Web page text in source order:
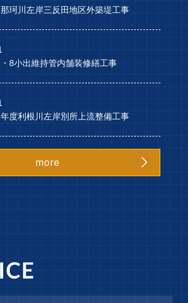
珂川左岸三反田地区外築堤工事
8小出維持管内舗装修繕工事
度利根川左岸別所上流整備工事
more 